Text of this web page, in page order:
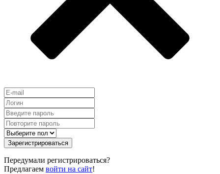
Зарегистрироваться
Передумали регистрироваться?
Предлагаем войти на сайт!